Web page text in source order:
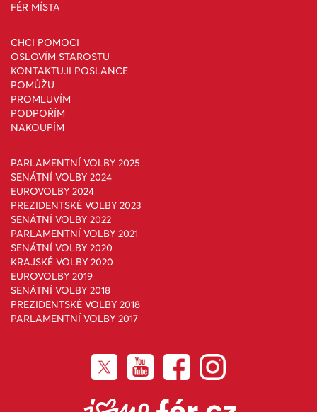
FÉR MÍSTA
CHCI POMOCI
OSLOVÍM STAROSTU
KONTAKTUJI POSLANCE
POMŮŽU
PROMLUVÍM
PODPOŘÍM
NAKOUPÍM
PARLAMENTNÍ VOLBY 2025
SENÁTNÍ VOLBY 2024
EUROVOLBY 2024
PREZIDENTSKÉ VOLBY 2023
SENÁTNÍ VOLBY 2022
PARLAMENTNÍ VOLBY 2021
SENÁTNÍ VOLBY 2020
KRAJSKÉ VOLBY 2020
EUROVOLBY 2019
SENÁTNÍ VOLBY 2018
PREZIDENTSKÉ VOLBY 2018
PARLAMENTNÍ VOLBY 2017